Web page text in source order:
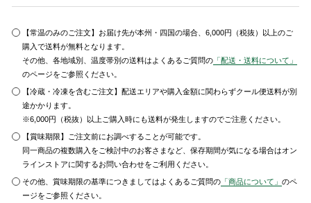
【常温のみのご注文】お届け先が本州・四国の場合、6,000円（税抜）以上のご
購入で送料が無料となります。
その他、各地域別、温度帯別の送料はよくあるご質問の 「配送・送料について」
のページをご参照ください。
【冷蔵・冷凍を含むご注文】配送エリアや購入金額に関わらずクール便送料が別
途かかります。
※6,000円（税抜）以上ご購入時にも送料が発生しますのでご注意ください。
【賞味期限】ご注文前にお調べすることが可能です。
同一商品の複数購入をご検討中のお客さまなど、保存期間が気になる場合はオン
ラインストアに関するお問い合わせをご利用ください。
その他、賞味期限の基準につきましてはよくあるご質問の 「商品について」のペ
ージをご参照ください。